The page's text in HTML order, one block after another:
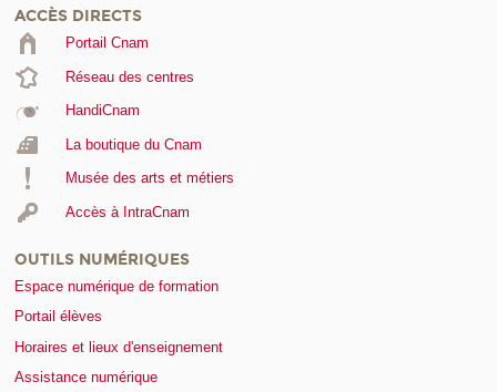
ACCÈS DIRECTS
Portail Cnam
Réseau des centres
HandiCnam
La boutique du Cnam
Musée des arts et métiers
Accès à IntraCnam
OUTILS NUMÉRIQUES
Espace numérique de formation
Portail élèves
Horaires et lieux d'enseignement
Assistance numérique